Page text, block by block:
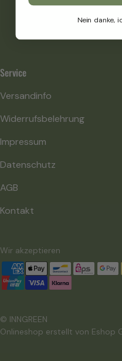
Service
Versandinfo
Widerrufsbelehrung
Impressum
Datenschutz
AGB
Kontakt
© INNGREEN
Onlineshop erstellt von Eshop
Wir akzeptieren
Nein danke,